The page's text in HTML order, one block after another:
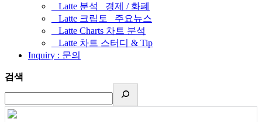
_ Latte 분석 _경제 / 화폐
_ Latte 크립토 _주요뉴스
_ Latte Charts 차트 분석
_ Latte 차트 스터디 & Tip
Inquiry : 문의
검색